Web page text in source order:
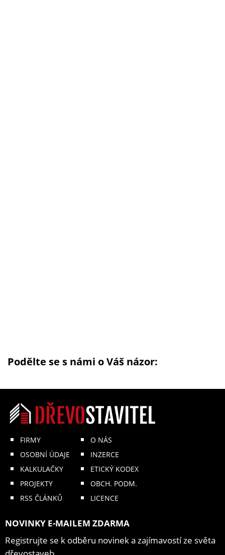
Podělte se s námi o Váš názor:
FIRMY
OSOBNÍ ÚDAJE
KALKULAČKY
PROJEKTY
RSS ČLÁNKŮ
O NÁS
INZERCE
ETICKÝ KODEX
OBCH. PODM.
LICENCE
NOVINKY E-MAILEM ZDARMA
Registrujte se k odběru novinek a zajímavostí ze světa